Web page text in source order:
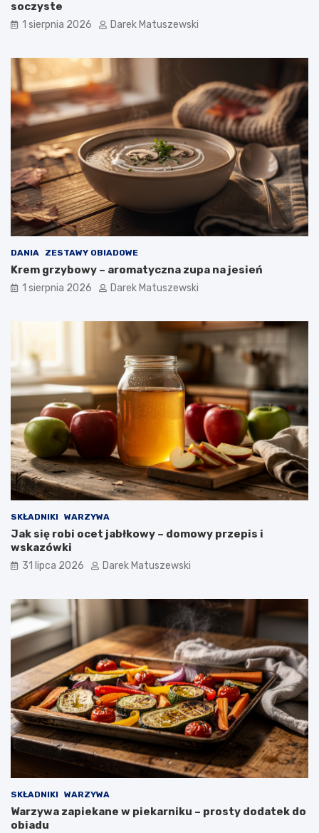
soczyste
1 sierpnia 2026 Darek Matuszewski
DANIA ZESTAWY OBIADOWE
Krem grzybowy – aromatyczna zupa na jesień
1 sierpnia 2026 Darek Matuszewski
SKŁADNIKI WARZYWA
Jak się robi ocet jabłkowy – domowy przepis i
wskazówki
31 lipca 2026 Darek Matuszewski
SKŁADNIKI WARZYWA
Warzywa zapiekane w piekarniku – prosty dodatek do
obiadu